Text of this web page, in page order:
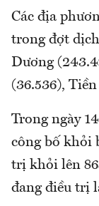
Các địa
trong đợt
Dương
(36.536),
Trong ngày
công bố khỏi
trị khỏi lên
đang điều trị